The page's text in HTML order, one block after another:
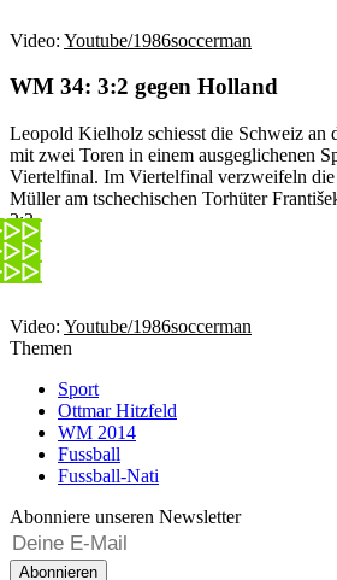
Video: Youtube/1986soccerman
WM 34: 3:2 gegen Holland
Leopold Kielholz schiesst die Schweiz an
mit zwei Toren in einem ausgeglichenen
Viertelfinal. Im Viertelfinal verzweifeln
Müller am tschechischen Torhüter
2:3.
Video: Youtube/1986soccerman
Themen
Sport
Ottmar Hitzfeld
WM 2014
Fussball
Fussball-Nati
Abonniere unseren Newsletter
Abonnieren